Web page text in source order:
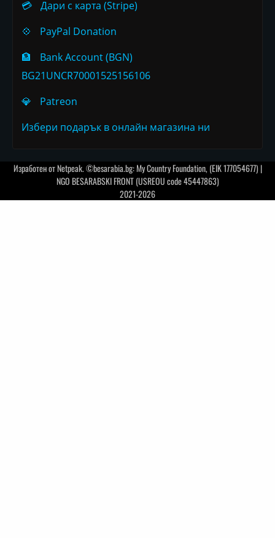
💳
Дари с карта (Stripe)
💠
PayPal Donation
🏦
Bank Account (BGN)
BG21UNCR70001525156106
💎
Patreon
Избери подарък в онлайн магазина ни
Изработен отNetpeak. ©besarabia.bg: My Country Foundation, (EIK 177054677) |
NGO BESARABSKI FRONT (USREOU code 45447863)
2021-2026